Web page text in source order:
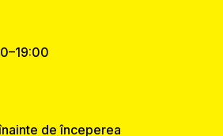
de începerea